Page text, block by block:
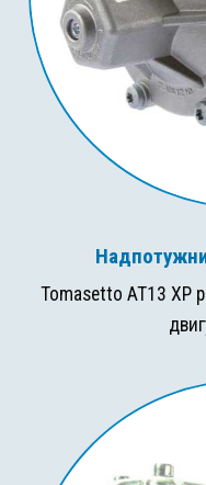
Tomasetto AT13 XP